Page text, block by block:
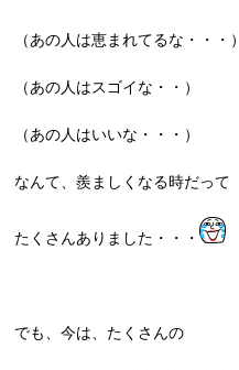
（あの人は恵まれてるな・・・）
（あの人はスゴイな・・）
（あの人はいいな・・・）
なんて、羨ましくなる時だって
たくさんありました・・・
でも、今は、たくさんの